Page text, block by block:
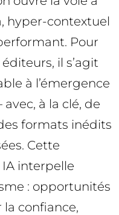
hyper-contextuel
Pour
il s’agit
à l’émergence
à la clé, de
formats inédits
Cette
interpelle
: opportunités
confiance,